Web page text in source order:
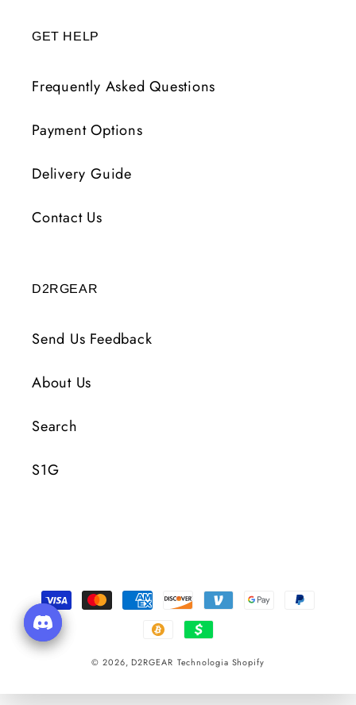
GET HELP
Frequently Asked Questions
Payment Options
Delivery Guide
Contact Us
D2RGEAR
Send Us Feedback
About Us
Search
S1G
Metody
płatności
© 2026,D2RGEAR Technologia Shopify